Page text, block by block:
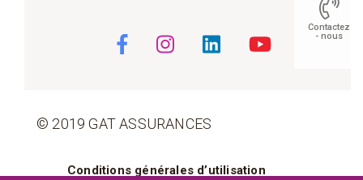
© 2019 GAT ASSURANCES
Pied de page
Conditions générales d’utilisation
Contactez
- nous